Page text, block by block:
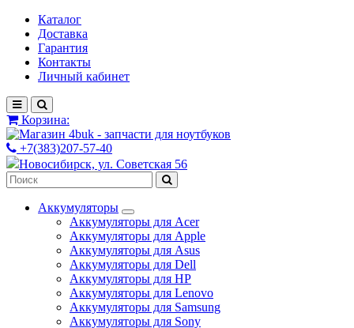
Каталог
Доставка
Гарантия
Контакты
Личный кабинет
Корзина:
+7(383)207-57-40
Новосибирск, ул. Советская 56
Аккумуляторы
Аккумуляторы для Acer
Аккумуляторы для Apple
Аккумуляторы для Asus
Аккумуляторы для Dell
Аккумуляторы для HP
Аккумуляторы для Lenovo
Аккумуляторы для Samsung
Аккумуляторы для Sony